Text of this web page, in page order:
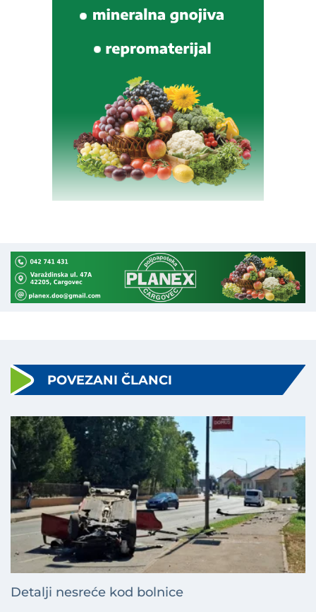
POVEZANI ČLANCI
Detalji nesreće kod bolnice